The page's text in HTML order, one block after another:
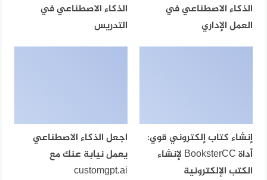
الذكاء الاصطناعي في
العمل الإداري
الذكاء الاصطناعي في
التدريس
إنشاء كتاب إلكتروني قوي:
أداة BooksterCC لإنشاء
الكتب الإلكترونية
اجعل الذكاء الاصطناعي
يعمل نيابة عنك مع
customgpt.ai